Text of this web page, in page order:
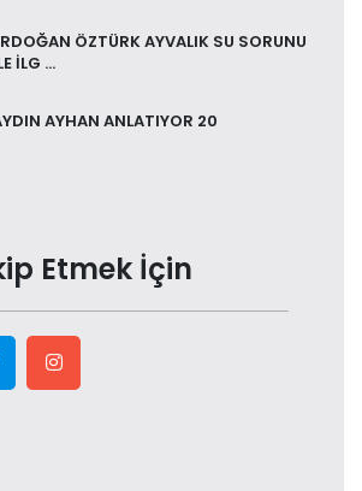
ÖZTÜRK AYVALIK SU SORUNU
İLG ...
AYHAN ANLATIYOR 20
Etmek İçin